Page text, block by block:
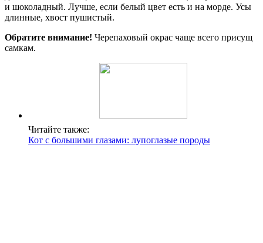
и шоколадный. Лучше, если белый цвет есть и на морде. Усы
длинные, хвост пушистый.
Обратите внимание! Черепаховый окрас чаще всего присущ
самкам.
Читайте также:
Кот с большими глазами: лупоглазые породы